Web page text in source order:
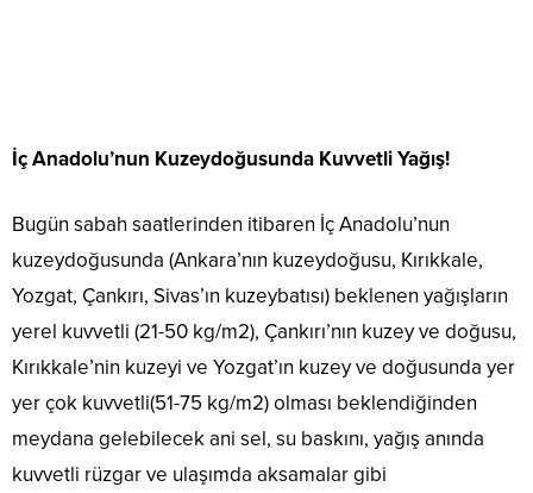
İç Anadolu’nun Kuzeydoğusunda Kuvvetli Yağış!
Bugün sabah saatlerinden itibaren İç Anadolu’nun
kuzeydoğusunda (Ankara’nın kuzeydoğusu, Kırıkkale,
Yozgat, Çankırı, Sivas’ın kuzeybatısı) beklenen yağışların
yerel kuvvetli (21-50 kg/m2), Çankırı’nın kuzey ve doğusu,
Kırıkkale’nin kuzeyi ve Yozgat’ın kuzey ve doğusunda yer
yer çok kuvvetli(51-75 kg/m2) olması beklendiğinden
meydana gelebilecek ani sel, su baskını, yağış anında
kuvvetli rüzgar ve ulaşımda aksamalar gibi